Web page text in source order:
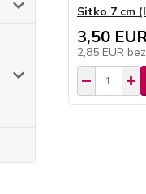
Sitko 7 cm
3,50
2,85 EUR